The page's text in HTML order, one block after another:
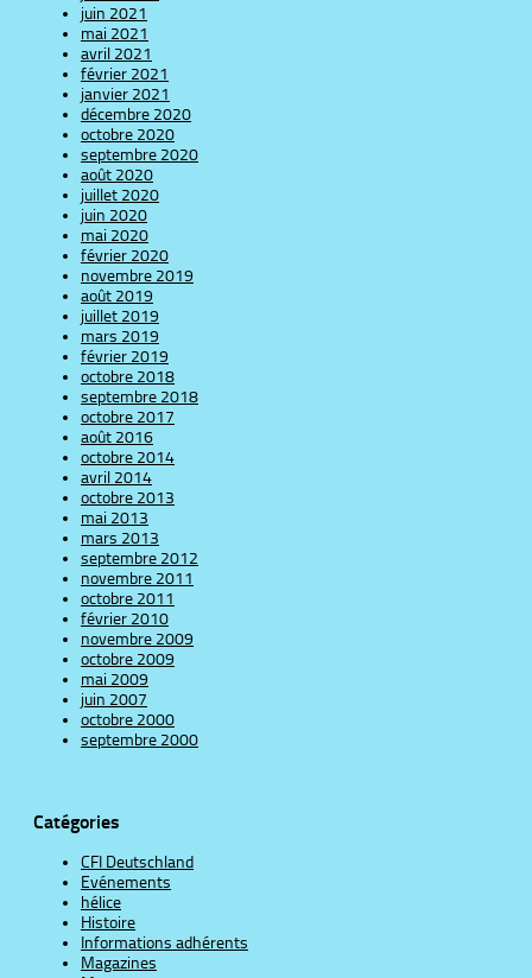
juin 2021
mai 2021
avril 2021
février 2021
janvier 2021
décembre 2020
octobre 2020
septembre 2020
août 2020
juillet 2020
juin 2020
mai 2020
février 2020
novembre 2019
août 2019
juillet 2019
mars 2019
février 2019
octobre 2018
septembre 2018
octobre 2017
août 2016
octobre 2014
avril 2014
octobre 2013
mai 2013
mars 2013
septembre 2012
novembre 2011
octobre 2011
février 2010
novembre 2009
octobre 2009
mai 2009
juin 2007
octobre 2000
septembre 2000
Catégories
CFI Deutschland
Evénements
hélice
Histoire
Informations adhérents
Magazines